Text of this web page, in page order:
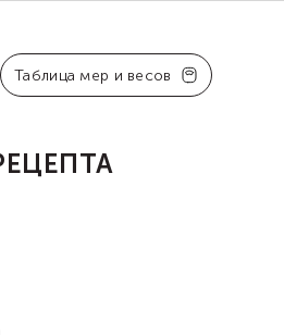
Таблица мер и весов